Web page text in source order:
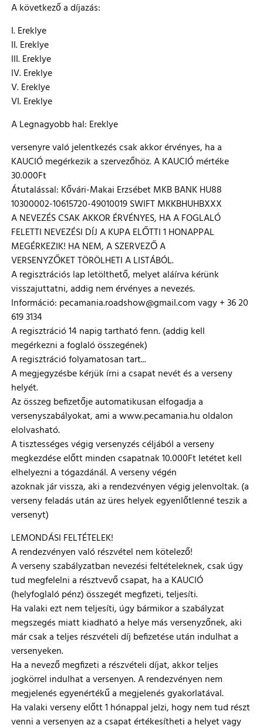
A következő a díjazás:
I. Ereklye
II. Ereklye
III. Ereklye
IV. Ereklye
​V. Ereklye
​VI. Ereklye
A Legnagyobb hal: Ereklye
versenyre való jelentkezés csak akkor érvényes, ha a
KAUCIÓ megérkezik a szervezőhöz. A KAUCIÓ mértéke
30.000Ft
Átutalással: Kővári-Makai Erzsébet MKB BANK HU88
10300002-10615720-49010019 SWIFT MKKBHUHBXXX
A NEVEZÉS CSAK AKKOR ÉRVÉNYES, HA A FOGLALÓ
FELETTI NEVEZÉSI DÍJ A KUPA ELŐTTI 1 HONAPPAL
MEGÉRKEZIK! HA NEM, A SZERVEZŐ A
VERSENYZŐKET TÖRÖLHETI A LISTÁBÓL.
A regisztrációs lap letölthető, melyet aláírva kérünk
visszajuttatni, addig nem érvényes a nevezés.
Információ: pecamania.roadshow@gmail.com vagy + 36 20
619 3134
A regisztráció 14 napig tartható fenn. (addig kell
megérkezni a foglaló összegének)
A regisztráció folyamatosan tart...
A megjegyzésbe kérjük írni a csapat nevét és a verseny
helyét.
Az összeg befizetője automatikusan elfogadja a
versenyszabályokat, ami a www.pecamania.hu oldalon
elolvasható.
A tisztességes végig versenyzés céljából a verseny
megkezdése előtt minden csapatnak 10.000Ft letétet kell
elhelyezni a tógazdánál. A verseny végén
azoknak jár vissza, aki a rendezvényen végig jelenvoltak. (a
verseny feladás után az üres helyek egyenlőtlenné teszik a
versenyt)
LEMONDÁSI FELTÉTELEK!
A rendezvényen való részvétel nem kötelező!
A verseny szabályzatban nevezési feltételeknek, csak úgy
tud megfelelni a résztvevő csapat, ha a KAUCIÓ
(helyfoglaló pénz) összegét megfizeti, teljesíti.
Ha valaki ezt nem teljesíti, úgy bármikor a szabályzat
megszegés miatt kiadható a helye más versenyzőnek, aki
már csak a teljes részvételi díj befizetése után indulhat a
versenyeken.
Ha a nevező megfizeti a részvételi díjat, akkor teljes
jogkörrel indulhat a versenyen. A rendezvényen nem
megjelenés egyenértékű a megjelenés gyakorlatával.
Ha valaki verseny előtt 1 hónappal jelzi, hogy nem tud részt
venni a versenyen az a csapat értékesítheti a helyet vagy